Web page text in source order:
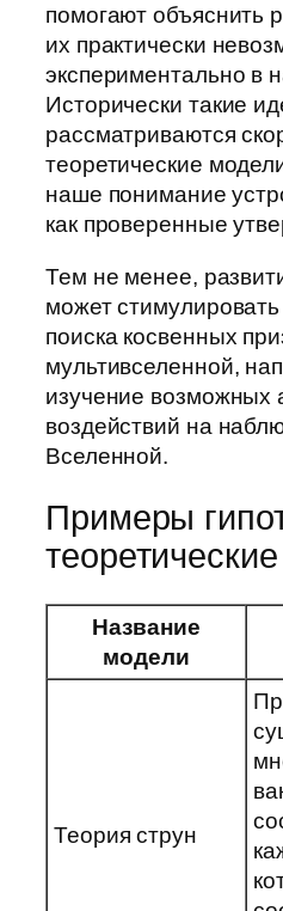
помогают объяснить
их практически
экспериментально в
Исторически такие
рассматриваются
теоретические
наше понимание
как проверенные
Тем не менее,
может
поиска косвенных
мультивселенной,
изучение возможных
воздействий на
Вселенной.
Примеры
Название
модели
Теория струн